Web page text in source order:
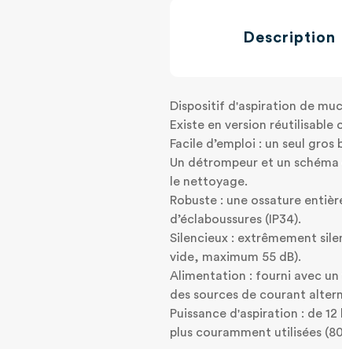
Description
Dispositif d'aspiration de
Existe en version réutilisable
Facile d’emploi : un seul
Un détrompeur et un
le nettoyage.
Robuste : une ossature
d’éclaboussures (IP34).
Silencieux : extrêmement
vide, maximum 55 dB).
Alimentation : fourni avec
des sources de courant
Puissance d'aspiration : de
plus couramment utilisées